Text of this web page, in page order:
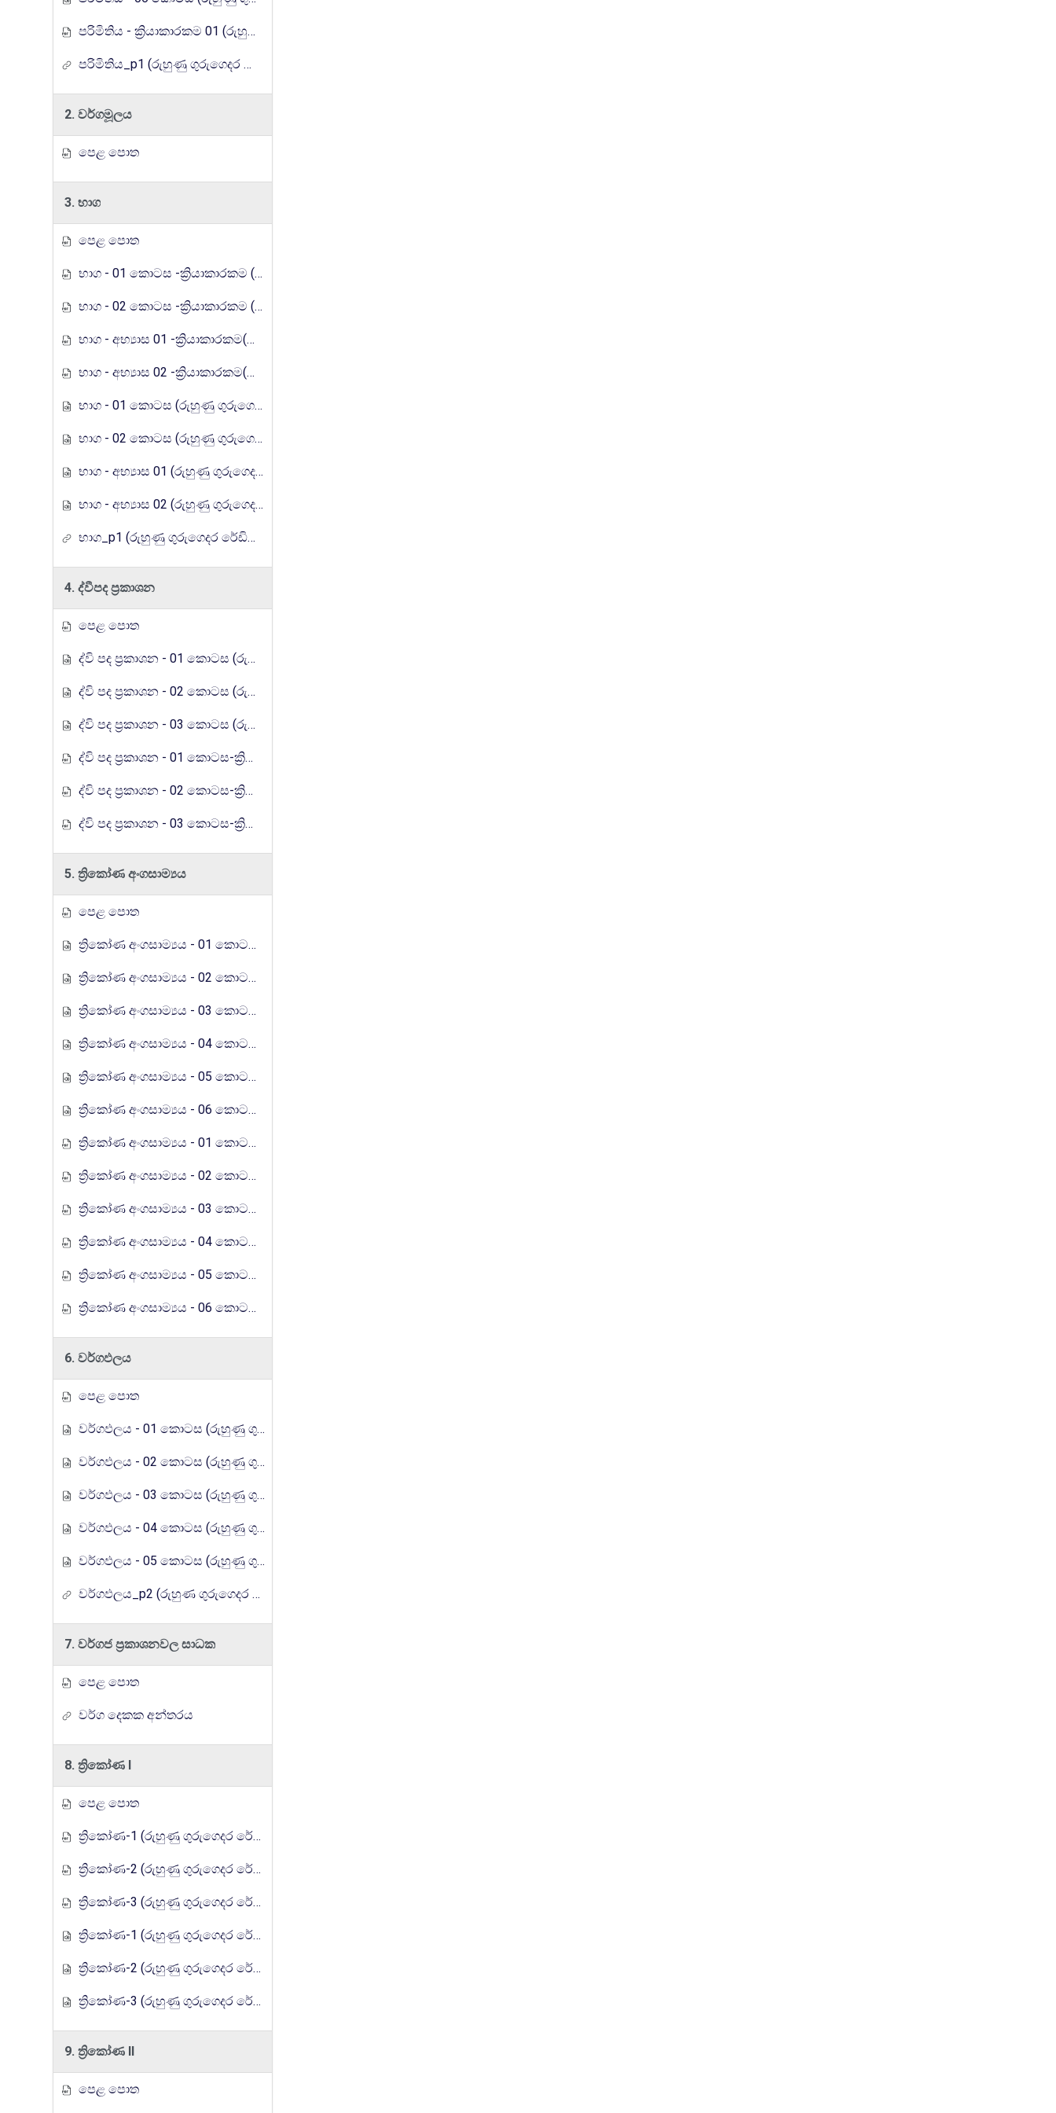
පරිමිතිය - ක්‍රියාකාරකම 01 (රුහුණු ගුරුගෙදර රේඩියෝ පාඩම් මාලාව)
පරිමිතිය_p1 (රුහුණු ගුරුගෙදර රේඩියෝ පාඩම් මාලාව)
2. වර්ගමූලය
පෙළ පොත
3. භාග
පෙළ පොත
භාග - 01 කොටස -ක්‍රියාකාරකම (රුහුණු ගුරුගෙදර රේඩියෝ පාඩම් මාලාව)
භාග - 02 කොටස -ක්‍රියාකාරකම (රුහුණු ගුරුගෙදර රේඩියෝ පාඩම් මාලාව)
භාග - අභ්‍යාස 01 -ක්‍රියාකාරකම(රුහුණු ගුරුගෙදර රේඩියෝ පාඩම් මාලාව)
භාග - අභ්‍යාස 02 -ක්‍රියාකාරකම(රුහුණු ගුරුගෙදර රේඩියෝ පාඩම් මාලාව)
භාග - 01 කොටස (රුහුණු ගුරුගෙදර රේඩියෝ පාඩම් මාලාව)
භාග - 02 කොටස (රුහුණු ගුරුගෙදර රේඩියෝ පාඩම් මාලාව)
භාග - අභ්‍යාස 01 (රුහුණු ගුරුගෙදර රේඩියෝ පාඩම් මාලාව)
භාග - අභ්‍යාස 02 (රුහුණු ගුරුගෙදර රේඩියෝ පාඩම් මාලාව)
භාග_p1 (රුහුණු ගුරුගෙදර රේඩියෝ පාඩම් මාලාව)
4. ද්වීපද ප්‍රකාශන
පෙළ පොත
ද්වි පද ප්‍රකාශන - 01 කොටස (රුහුණු ගුරුගෙදර රේඩියෝ පාඩම් මාලාව)
ද්වි පද ප්‍රකාශන - 02 කොටස (රුහුණු ගුරුගෙදර රේඩියෝ පාඩම් මාලාව)
ද්වි පද ප්‍රකාශන - 03 කොටස (රුහුණු ගුරුගෙදර රේඩියෝ පාඩම් මාලාව)
ද්වි පද ප්‍රකාශන - 01 කොටස-ක්‍රියාකාරකම (රුහුණු ගුරුගෙදර රේඩියෝ පාඩම් මාලාව)
ද්වි පද ප්‍රකාශන - 02 කොටස-ක්‍රියාකාරකම (රුහුණු ගුරුගෙදර රේඩියෝ පාඩම් මාලාව)
ද්වි පද ප්‍රකාශන - 03 කොටස-ක්‍රියාකාරකම (රුහුණු ගුරුගෙදර රේඩියෝ පාඩම් මාලාව)
5. ත්‍රිකෝණ අංගසාම්‍යය
පෙළ පොත
ත්‍රිකෝණ අංගසාම්‍යය - 01 කොටස (රුහුණු ගුරුගෙදර රේඩියෝ පාඩම් මාලාව)
ත්‍රිකෝණ අංගසාම්‍යය - 02 කොටස (රුහුණු ගුරුගෙදර රේඩියෝ පාඩම් මාලාව)
ත්‍රිකෝණ අංගසාම්‍යය - 03 කොටස (රුහුණු ගුරුගෙදර රේඩියෝ පාඩම් මාලාව)
ත්‍රිකෝණ අංගසාම්‍යය - 04 කොටස (රුහුණු ගුරුගෙදර රේඩියෝ පාඩම් මාලාව)
ත්‍රිකෝණ අංගසාම්‍යය - 05 කොටස (රුහුණු ගුරුගෙදර රේඩියෝ පාඩම් මාලාව)
ත්‍රිකෝණ අංගසාම්‍යය - 06 කොටස (රුහුණු ගුරුගෙදර රේඩියෝ පාඩම් මාලාව)
ත්‍රිකෝණ අංගසාම්‍යය - 01 කොටස (රුහුණු ගුරුගෙදර රේඩියෝ පාඩම් මාලාව)
ත්‍රිකෝණ අංගසාම්‍යය - 02 කොටස (රුහුණු ගුරුගෙදර රේඩියෝ පාඩම් මාලාව)
ත්‍රිකෝණ අංගසාම්‍යය - 03 කොටස (රුහුණු ගුරුගෙදර රේඩියෝ පාඩම් මාලාව)
ත්‍රිකෝණ අංගසාම්‍යය - 04 කොටස (රුහුණු ගුරුගෙදර රේඩියෝ පාඩම් මාලාව)
ත්‍රිකෝණ අංගසාම්‍යය - 05 කොටස (රුහුණු ගුරුගෙදර රේඩියෝ පාඩම් මාලාව)
ත්‍රිකෝණ අංගසාම්‍යය - 06 කොටස (රුහුණු ගුරුගෙදර රේඩියෝ පාඩම් මාලාව)
6. වර්ගඵලය
පෙළ පොත
වර්ගඵලය - 01 කොටස (රුහුණු ගුරුගෙදර රේඩියෝ පාඩම් මාලාව)
වර්ගඵලය - 02 කොටස (රුහුණු ගුරුගෙදර රේඩියෝ පාඩම් මාලාව)
වර්ගඵලය - 03 කොටස (රුහුණු ගුරුගෙදර රේඩියෝ පාඩම් මාලාව)
වර්ගඵලය - 04 කොටස (රුහුණු ගුරුගෙදර රේඩියෝ පාඩම් මාලාව)
වර්ගඵලය - 05 කොටස (රුහුණු ගුරුගෙදර රේඩියෝ පාඩම් මාලාව)
වර්ගඵලය_p2 (රුහුණ ගුරුගෙදර රේඩියෝ පාඩම් මාලාව)
7. වර්ගජ ප්‍රකාශනවල සාධක
පෙළ පොත
වර්ග දෙකක අන්තරය
8. ත්‍රිකෝණ I
පෙළ පොත
ත්‍රිකෝණ-1 (රුහුණු ගුරුගෙදර රේඩියෝ පාඩම් මාලාව)
ත්‍රිකෝණ-2 (රුහුණු ගුරුගෙදර රේඩියෝ පාඩම් මාලාව)
ත්‍රිකෝණ-3 (රුහුණු ගුරුගෙදර රේඩියෝ පාඩම් මාලාව)
ත්‍රිකෝණ-1 (රුහුණු ගුරුගෙදර රේඩියෝ පාඩම් මාලාව)
ත්‍රිකෝණ-2 (රුහුණු ගුරුගෙදර රේඩියෝ පාඩම් මාලාව)
ත්‍රිකෝණ-3 (රුහුණු ගුරුගෙදර රේඩියෝ පාඩම් මාලාව)
9. ත්‍රිකෝණ II
පෙළ පොත